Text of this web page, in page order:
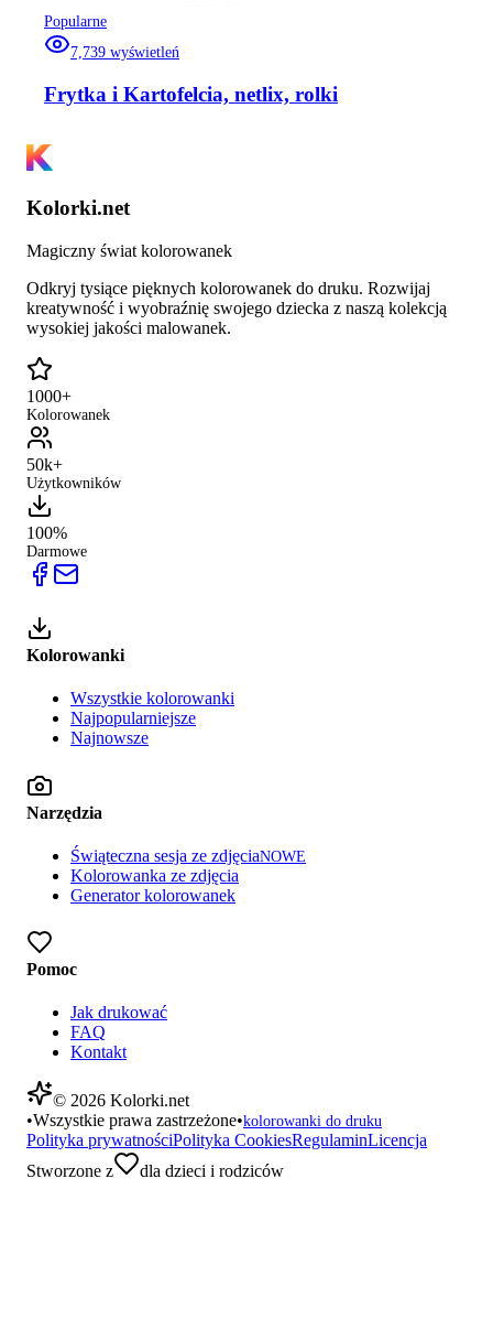
Popularne
7,739 wyświetleń
Frytka i Kartofelcia, netlix, rolki
Kolorki.net
Magiczny świat kolorowanek
Odkryj tysiące pięknych kolorowanek do druku. Rozwijaj
kreatywność i wyobraźnię swojego dziecka z naszą kolekcją
wysokiej jakości malowanek.
1000+
Kolorowanek
50k+
Użytkowników
100%
Darmowe
Kolorowanki
Wszystkie kolorowanki
Najpopularniejsze
Najnowsze
Narzędzia
Świąteczna sesja ze zdjęciaNOWE
Kolorowanka ze zdjęcia
Generator kolorowanek
Pomoc
Jak drukować
FAQ
Kontakt
© 2026 Kolorki.net
•Wszystkie prawa zastrzeżone•kolorowanki do druku
Polityka prywatnościPolityka CookiesRegulaminLicencja
Stworzone z
dla dzieci i rodziców